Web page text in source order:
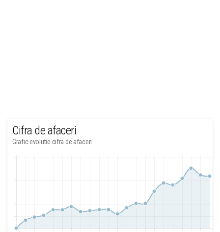
Cifra de afaceri
Grafic evolutie cifra de afaceri